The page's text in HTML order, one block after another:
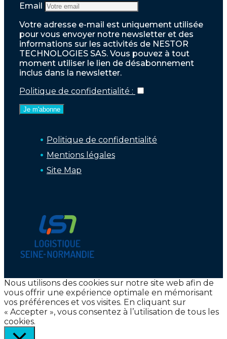
Email
Votre adresse e-mail est uniquement utilisée
pour vous envoyer notre newsletter et des
informations sur les activités de NESTOR
TECHNOLOGIES SAS. Vous pouvez à tout
moment utiliser le lien de désabonnement
inclus dans la newsletter.
Politique de confidentialité :
Politique de confidentialité
Mentions légales
Site Map
Nous utilisons des cookies sur notre site web afin de
vous offrir une expérience optimale en mémorisant
vos préférences et vos visites. En cliquant sur
« Accepter », vous consentez à l’utilisation de tous les
cookies.